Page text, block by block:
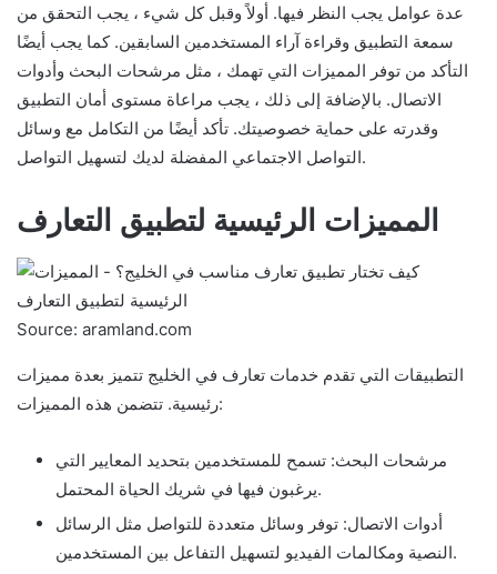
عدة عوامل يجب النظر فيها. أولاً وقبل كل شيء ، يجب التحقق من
سمعة التطبيق وقراءة آراء المستخدمين السابقين. كما يجب أيضًا
التأكد من توفر المميزات التي تهمك ، مثل مرشحات البحث وأدوات
الاتصال. بالإضافة إلى ذلك ، يجب مراعاة مستوى أمان التطبيق
وقدرته على حماية خصوصيتك. تأكد أيضًا من التكامل مع وسائل
التواصل الاجتماعي المفضلة لديك لتسهيل التواصل.
المميزات الرئيسية لتطبيق التعارف
Source: aramland.com
التطبيقات التي تقدم خدمات تعارف في الخليج تتميز بعدة مميزات
رئيسية. تتضمن هذه المميزات:
مرشحات البحث: تسمح للمستخدمين بتحديد المعايير التي
يرغبون فيها في شريك الحياة المحتمل.
أدوات الاتصال: توفر وسائل متعددة للتواصل مثل الرسائل
النصية ومكالمات الفيديو لتسهيل التفاعل بين المستخدمين.